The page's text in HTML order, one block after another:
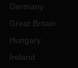
Germany
Great Britain
Hungary
Ireland